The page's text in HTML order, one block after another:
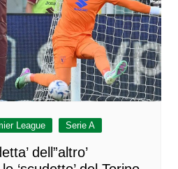
League Serie A
dell”altro’